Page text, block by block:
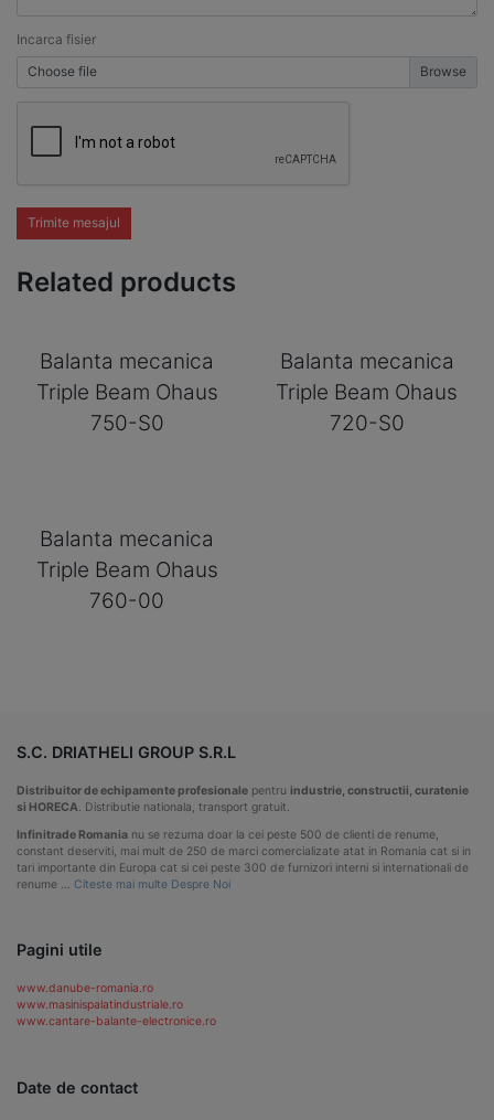
Incarca fisier
Choose file
Trimite mesajul
Related products
Balanta mecanica
Triple Beam Ohaus
750-S0
Balanta mecanica
Triple Beam Ohaus
720-S0
Balanta mecanica
Triple Beam Ohaus
760-00
S.C. DRIATHELI GROUP S.R.L
Distribuitor de echipamente profesionale pentru industrie, constructii, curatenie
si HORECA . Distributie nationala, transport gratuit.
Infinitrade Romania nu se rezuma doar la cei peste 500 de clienti de renume,
constant deserviti, mai mult de 250 de marci comercializate atat in Romania cat si in
tari importante din Europa cat si cei peste 300 de furnizori interni si internationali de
renume … Citeste mai multe Despre Noi
Pagini utile
www.danube-romania.ro
www.masinispalatindustriale.ro
www.cantare-balante-electronice.ro
Date de contact